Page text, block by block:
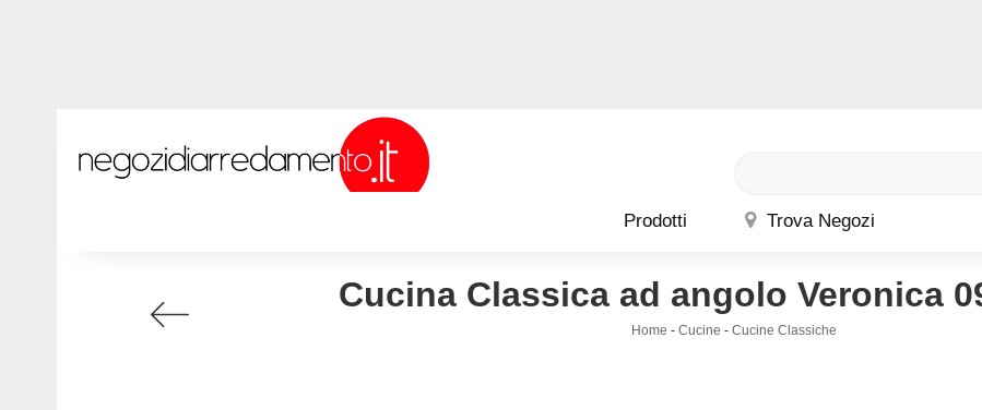
Prodotti Trova Negozi
Cucina Classica ad angolo Veronica
Home - Cucine - Cucine Classiche